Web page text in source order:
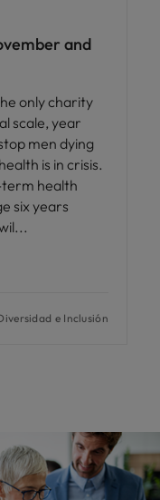
and
only charity
scale, year
men dying
is in crisis.
health
six years
e Inclusión